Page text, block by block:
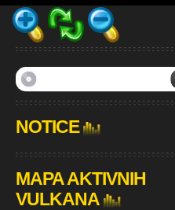
NOTICE
MAPA AKTIVNIH
VULKANA